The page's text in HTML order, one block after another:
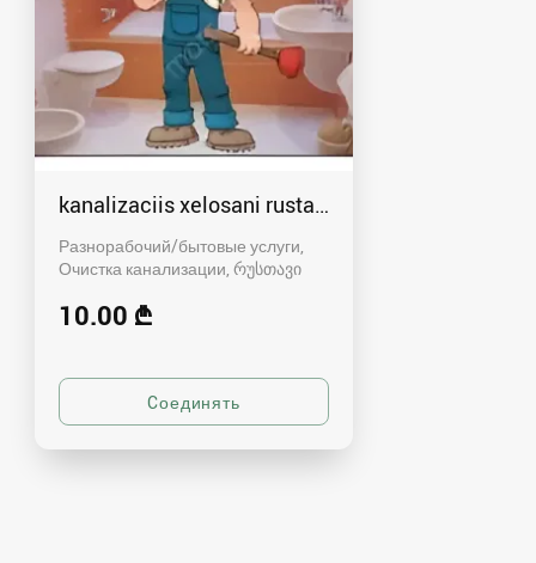
kanalizaciis xelosani rustavshi - 591 00 46 80
Разнорабочий/бытовые услуги,
Очистка канализации რუსთავი
10.00 ₾